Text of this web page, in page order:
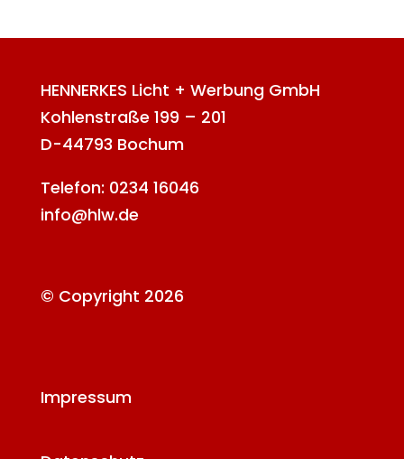
HENNERKES Licht + Werbung GmbH
Kohlenstraße 199 – 201
D-44793 Bochum
Telefon: 0234 16046
info@hlw.de
© Copyright 2026
Impressum